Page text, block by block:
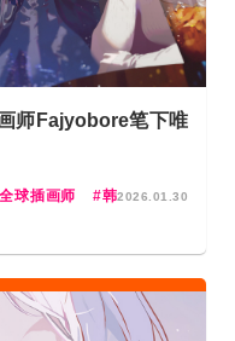
师Fajyobore笔下唯
球插画师
韩2026.01.30